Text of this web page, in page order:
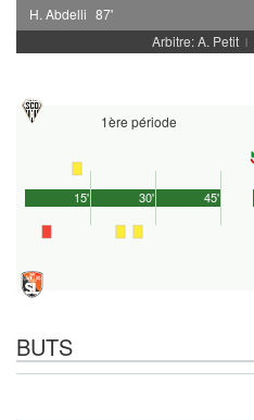
H. Abdelli 87'
Arbitre: A. Petit |
1ère période
45'
15' 30'
BUTS